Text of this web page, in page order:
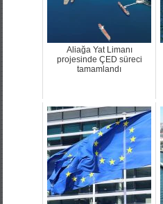
Aliağa Yat Limanı
projesinde ÇED süreci
tamamlandı